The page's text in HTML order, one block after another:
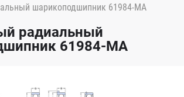
шарикоподшипник 61984-MA
радиальный
61984-MA